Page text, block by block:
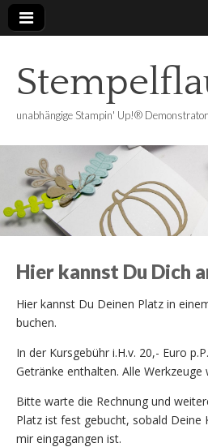
unabhängige Stampin' Up!®
Hier kannst Du Dich
Hier kannst Du Deinen Platz in
buchen.
In der Kursgebühr i.H.v. 20,- Euro
Getränke enthalten. Alle Werkzeuge
Bitte warte die Rechnung und
Platz ist fest gebucht, sobald Deine
mir eingagangen ist.